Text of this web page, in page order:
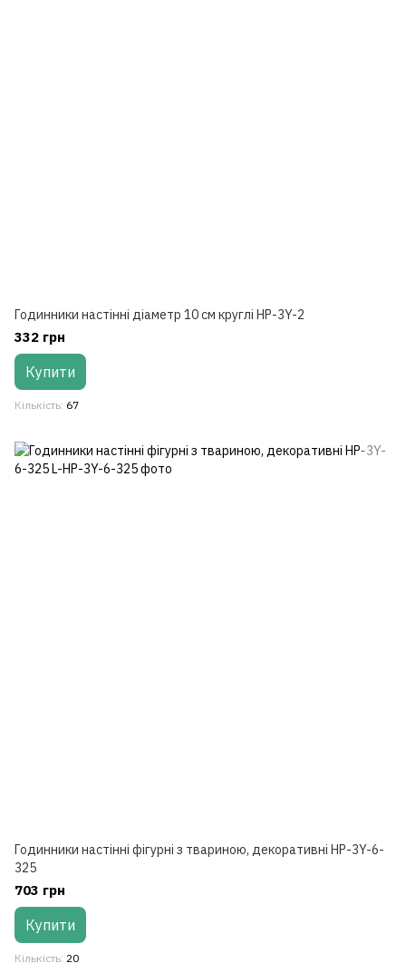
Годинники настінні діаметр 10 см круглі HP-3Y-2
332 грн
Купити
Кількість 67
Годинники настінні фігурні з твариною, декоративні HP-3Y-6-
325
703 грн
Купити
Кількість 20